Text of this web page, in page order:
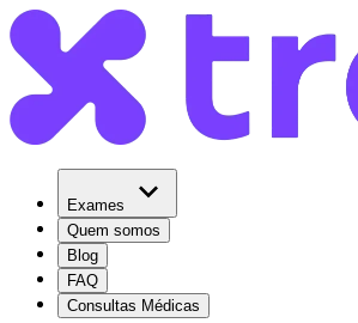
Exames
Quem somos
Blog
FAQ
Consultas Médicas